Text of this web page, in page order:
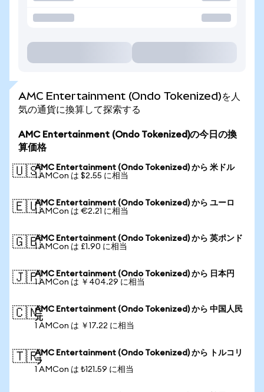
AMC Entertainment (Ondo Tokenized)を人
気の通貨に換算して探索する
AMC Entertainment (Ondo Tokenized)の今日の換
算価格
🇺🇸AMC Entertainment (Ondo Tokenized) から 米ドル
1 AMCon は $2.55 に相当
🇪🇺AMC Entertainment (Ondo Tokenized) から ユーロ
1 AMCon は €2.21 に相当
🇬🇧AMC Entertainment (Ondo Tokenized) から 英ポンド
1 AMCon は £1.90 に相当
🇯🇵AMC Entertainment (Ondo Tokenized) から 日本円
1 AMCon は ￥404.29 に相当
🇨🇳AMC Entertainment (Ondo Tokenized) から 中国人民
元
1 AMCon は ￥17.22 に相当
🇹🇷AMC Entertainment (Ondo Tokenized) から トルコリ
ラ
1 AMCon は ₺121.59 に相当